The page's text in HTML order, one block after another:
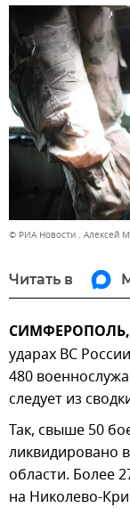
© РИА Новости . Алексей
Читать в
СИМФЕРОПОЛЬ,
ударах ВС
480
следует из
Так, свыше 50
ликвидировано
области. Более
на Николево-